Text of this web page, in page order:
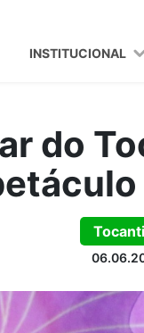
INSTITUCIONAL
do